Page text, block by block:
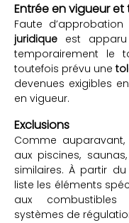
Entrée en vigueur
Faute
juridique est apparu
temporairement le
toutefois prévu une
devenues exigibles
en vigueur.
Exclusions
Comme
aux piscines,
similaires. À partir
liste les éléments
aux combustibles
systèmes de